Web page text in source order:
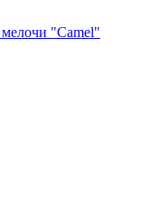
"Camel"